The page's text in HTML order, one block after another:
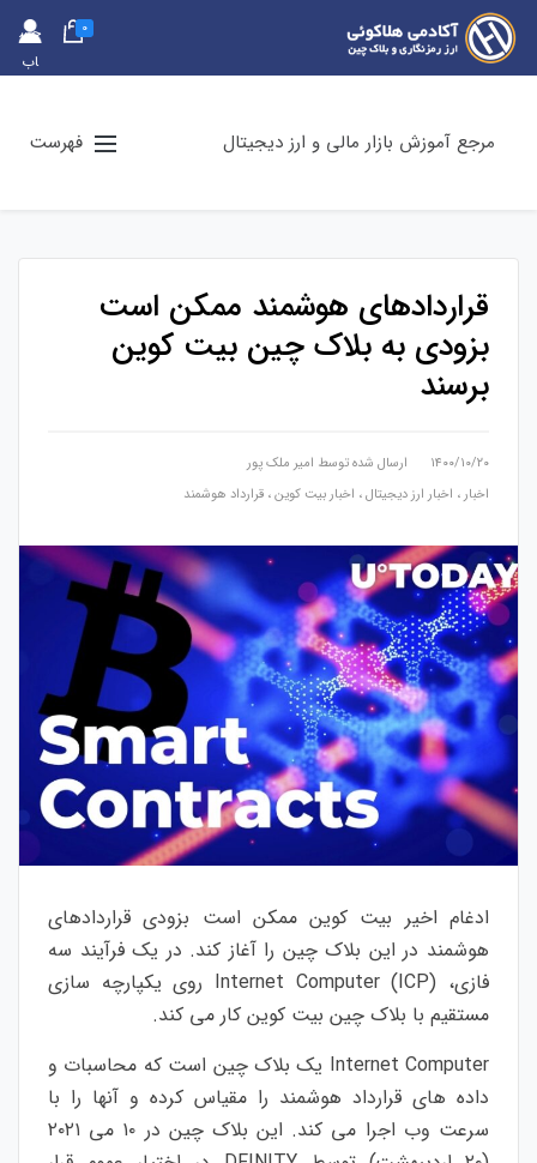
حس
اب
0
مرجع آموزش بازار مالی و ارز دیجیتال فهرست
قراردادهای هوشمند ممکن است
بزودی به بلاک چین بیت کوین
برسند
۱۴۰۰/۱۰/۲۰ ارسال شده توسط امیر ملک پور
اخبار ، اخبار ارز دیجیتال، اخبار بیت کوین، قرارداد هوشمند
ادغام اخیر بیت کوین ممکن است بزودی قراردادهای
هوشمند در این بلاک چین را آغاز کند. در یک فرآیند سه
فازی، Internet Computer (ICP) روی یکپارچه سازی
مستقیم با بلاک چین بیت کوین کار می کند.
Internet Computer یک بلاک چین است که محاسبات و
داده های قرارداد هوشمند را مقیاس کرده و آنها را با
سرعت وب اجرا می کند. این بلاک چین در ۱۰ می ۲۰۲۱